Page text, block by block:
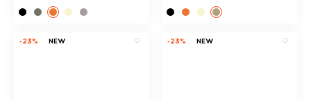
-23% NEW -23% NEW